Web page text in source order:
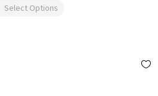
Select Options